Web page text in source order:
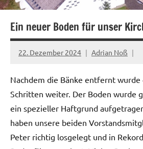
Ein neuer Boden für unser
22. Dezember 2024 Adrian Noß
Nachdem die Bänke entfernt
Schritten weiter. Der Boden wurde
ein spezieller Haftgrund
haben unsere beiden
Peter richtig losgelegt und in